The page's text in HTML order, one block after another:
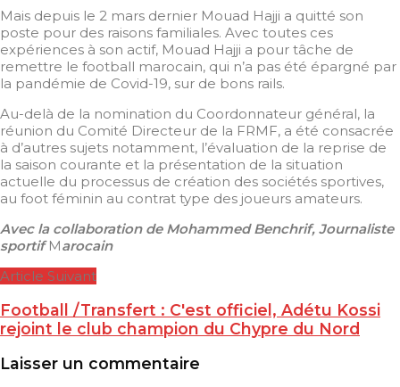
Mais depuis le 2 mars dernier Mouad Hajji a quitté son
poste pour des raisons familiales. Avec toutes ces
expériences à son actif, Mouad Hajji a pour tâche de
remettre le football marocain, qui n’a pas été épargné par
la pandémie de Covid-19, sur de bons rails.
Au-delà de la nomination du Coordonnateur général, la
réunion du Comité Directeur de la FRMF, a été consacrée
à d’autres sujets notamment, l’évaluation de la reprise de
la saison courante et la présentation de la situation
actuelle du processus de création des sociétés sportives,
au foot féminin au contrat type des joueurs amateurs.
Avec la collaboration de Mohammed Benchrif, Journaliste
sportifMarocain
Article Suivant
Football /Transfert : C'est officiel, Adétu Kossi
rejoint le club champion du Chypre du Nord
Laisser un commentaire